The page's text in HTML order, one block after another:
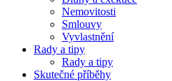
Nemovitosti
Smlouvy
Vyvlastnění
Rady a tipy
Rady a tipy
Skutečné příběhy